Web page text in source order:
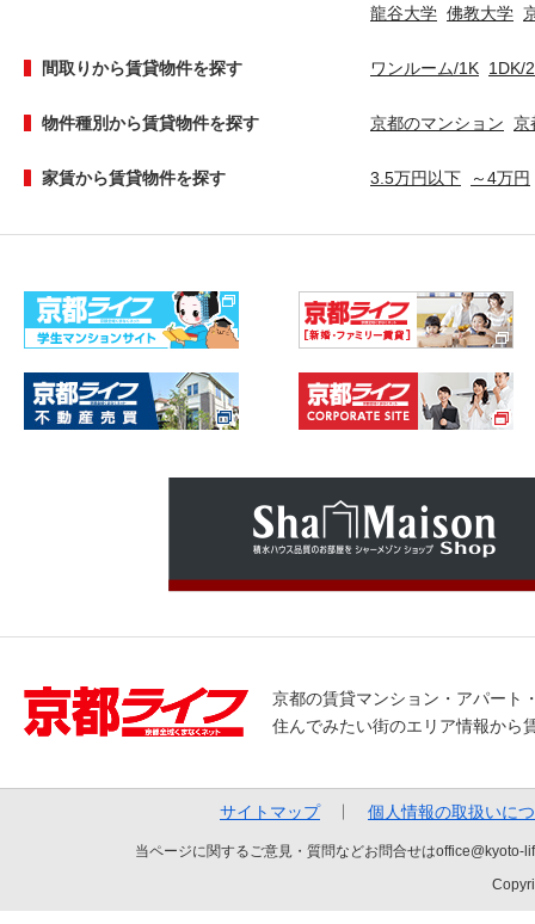
龍谷大学 佛教大学
間取りから賃貸物件を探す ワンルーム/1K 1DK/
物件種別から賃貸物件を探す 京都のマンション 京
家賃から賃貸物件を探す 3.5万円以下 ～4万円
京都の賃貸マンション・アパート
住んでみたい街のエリア情報から
サイトマップ 個人情報の取扱いに
当ページに関するご意見・質問などお問合せは